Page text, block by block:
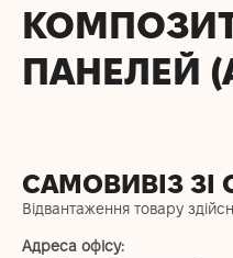
ПАНЕЛЕЙ
САМОВИВІЗ ЗІ
Відвантаження товару
Адреса офісу: